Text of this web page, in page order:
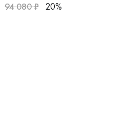
94 080 ₽ 20%